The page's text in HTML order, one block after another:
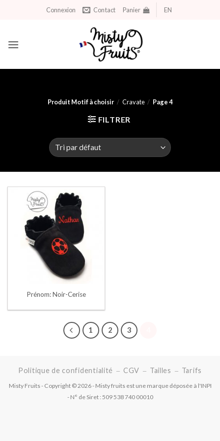
Connexion Contact Panier EN
Produit Motif à choisir / Cravate / Page 4
FILTRER
Prénom: Noir-Cerise
1 2 3
Politique de confidentialité CGV Tailles Tarifs
Misty Fruits - Copyright © 2026 - Misty fruits est une marque déposée à l'INPI
- N° de Siret : 509 538 740 00010